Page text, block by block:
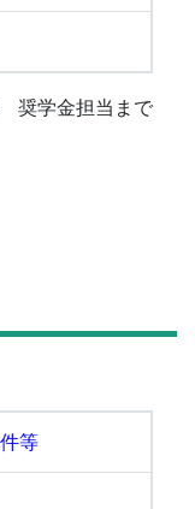
学金担当まで
等